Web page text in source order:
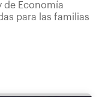
de Economía
para las familias